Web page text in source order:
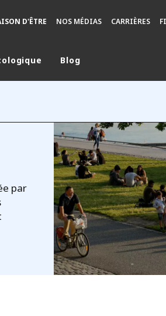
D'ÊTRE NOS MÉDIAS CARRIÈRES
ASIE
AUSTRALIE ET NOUVELLE
EUROPE
Blog
par